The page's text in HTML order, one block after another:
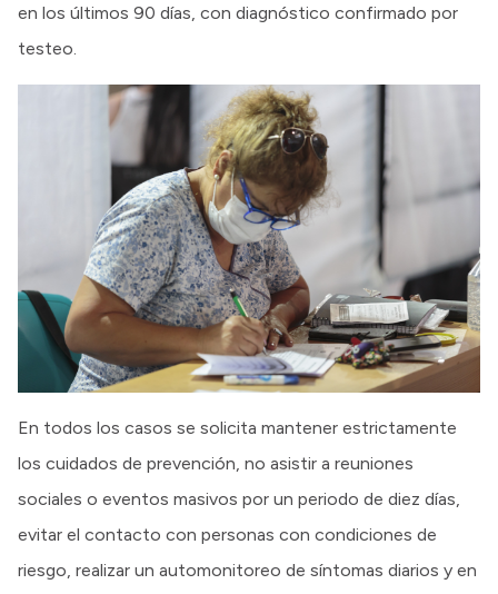
en los últimos 90 días, con diagnóstico confirmado por
testeo.
En todos los casos se solicita mantener estrictamente
los cuidados de prevención, no asistir a reuniones
sociales o eventos masivos por un periodo de diez días,
evitar el contacto con personas con condiciones de
riesgo, realizar un automonitoreo de síntomas diarios y en